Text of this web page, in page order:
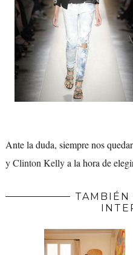
Ante la duda, siempre nos
y Clinton Kellya la hora de
TAMBIÉN